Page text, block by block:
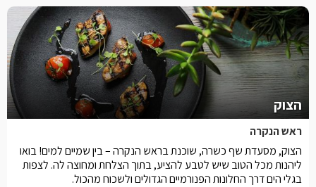
הצוק
ראש הנקרה
הצוק, מסעדת שף כשרה, שוכנת בראש הנקרה – בין שמיים למים! בואו
ליהנות מכל הטוב שיש לטבע להציע, בתוך הצלחת ומחוצה לה. לצפות
בגלי הים דרך החלונות הפנורמיים הגדולים ולשכוח מהכול.